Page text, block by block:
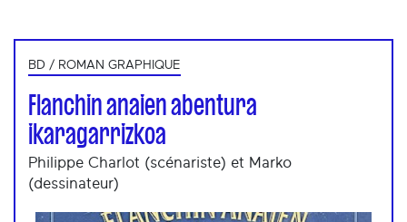
BD / ROMAN GRAPHIQUE
Flanchin anaien abentura
ikaragarrizkoa
Philippe Charlot (scénariste) et Marko
(dessinateur)